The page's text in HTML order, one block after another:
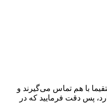
با هم تماس می‌گیرند و
پس دقت فرمایید که در